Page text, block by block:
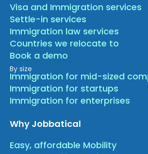
Visa and Immigration services
Settle-in services
Immigration law services
Countries we relocate to
Book a demo
By size
Immigration for mid-sized
Immigration for startups
Immigration for enterprises
Why Jobbatical
Easy, affordable Mobility